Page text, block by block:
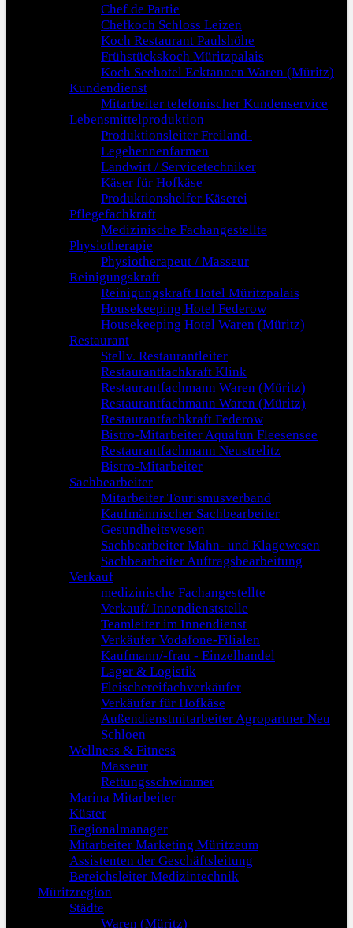
Chef de Partie
Chefkoch Schloss Leizen
Koch Restaurant Paulshöhe
Frühstückskoch Müritzpalais
Koch Seehotel Ecktannen Waren (Müritz)
Kundendienst
Mitarbeiter telefonischer Kundenservice
Lebensmittelproduktion
Produktionsleiter Freiland-
Legehennenfarmen
Landwirt / Servicetechniker
Käser für Hofkäse
Produktionshelfer Käserei
Pflegefachkraft
Medizinische Fachangestellte
Physiotherapie
Physiotherapeut / Masseur
Reinigungskraft
Reinigungskraft Hotel Müritzpalais
Housekeeping Hotel Federow
Housekeeping Hotel Waren (Müritz)
Restaurant
Stellv. Restaurantleiter
Restaurantfachkraft Klink
Restaurantfachmann Waren (Müritz)
Restaurantfachmann Waren (Müritz)
Restaurantfachkraft Federow
Bistro-Mitarbeiter Aquafun Fleesensee
Restaurantfachmann Neustrelitz
Bistro-Mitarbeiter
Sachbearbeiter
Mitarbeiter Tourismusverband
Kaufmännischer Sachbearbeiter
Gesundheitswesen
Sachbearbeiter Mahn- und Klagewesen
Sachbearbeiter Auftragsbearbeitung
Verkauf
medizinische Fachangestellte
Verkauf/ Innendienststelle
Teamleiter im Innendienst
Verkäufer Vodafone-Filialen
Kaufmann/-frau - Einzelhandel
Lager & Logistik
Fleischereifachverkäufer
Verkäufer für Hofkäse
Außendienstmitarbeiter Agropartner Neu
Schloen
Wellness & Fitness
Masseur
Rettungsschwimmer
Marina Mitarbeiter
Küster
Regionalmanager
Mitarbeiter Marketing Müritzeum
Assistenten der Geschäftsleitung
Bereichsleiter Medizintechnik
Müritzregion
Städte
Waren (Müritz)